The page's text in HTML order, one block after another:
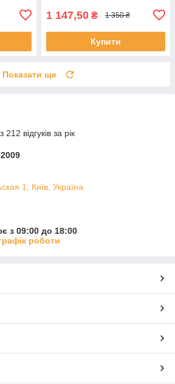
1 147,50 ₴ 1 350 ₴
Купити
Показати ще
відгуків за рік
1, Київ, Україна
з 09:00 до 18:00
роботи